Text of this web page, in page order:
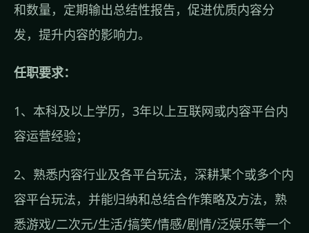
和数量，定期输出总结性报告，促进优质内容分
发，提升内容的影响力。
任职要求：
1、本科及以上学历，3年以上互联网或内容平台内
容运营经验；
2、熟悉内容行业及各平台玩法，深耕某个或多个内
容平台玩法，并能归纳和总结合作策略及方法，熟
悉游戏/二次元/生活/搞笑/情感/剧情/泛娱乐等一个